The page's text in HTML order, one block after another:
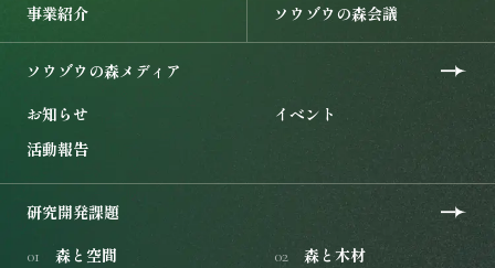
事業紹介 ソウゾウの森会議
ソウゾウの森メディア
お知らせ
イベント
活動報告
研究開発課題
01
森と空間 02
森と木材